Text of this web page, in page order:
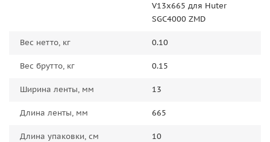
V13x665 для Huter
SGC4000 ZMD
Вес нетто, кг 0.10
Вес брутто, кг 0.15
Ширина ленты, мм 13
Длина ленты, мм 665
Длина упаковки, см 10